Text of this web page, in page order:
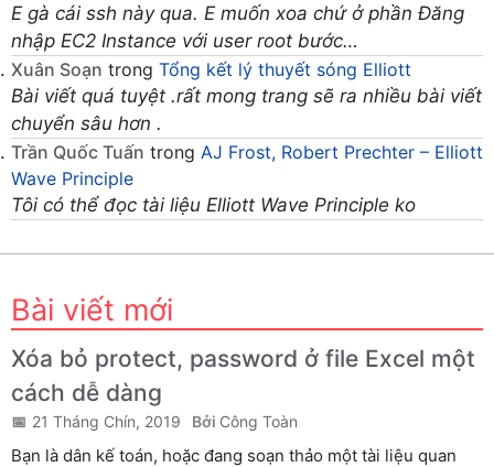
E gà cái ssh này qua. E muốn xoa chứ ở phần Đăng
nhập EC2 Instance với user root bước…
Xuân Soạn trong Tổng kết lý thuyết sóng Elliott
Bài viết quá tuyệt .rất mong trang sẽ ra nhiều bài viết
chuyển sâu hơn .
Trần Quốc Tuấn trong AJ Frost, Robert Prechter – Elliott
Wave Principle
Tôi có thể đọc tài liệu Elliott Wave Principle ko
Bài viết mới
Xóa bỏ protect, password ở file Excel một
cách dễ dàng
21 Tháng Chín, 2019 Công Toàn
Bạn là dân kế toán, hoặc đang soạn thảo một tài liệu quan